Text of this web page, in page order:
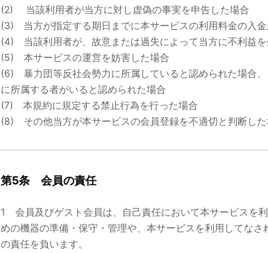
(2) 当該利用者が当方に対し虚偽の事実を申告した場合
(3) 当方が指定する期日までに本サービスの利用料金の入
(4) 当該利用者が、故意または過失によって当方に不利益を
(5) 本サービスの運営を妨害した場合
(6) 暴力団等反社会勢力に所属していると認められた場合
に所属する者がいると認められた場合
(7) 本規約に規定する禁止行為を行った場合
(8) その他当方が本サービスの会員登録を不適切と判断した
第5条 会員の責任
1 会員及びゲスト会員は、自己責任において本サービスを
めの機器の準備・保守・管理や、本サービスを利用してな
の責任を負います。